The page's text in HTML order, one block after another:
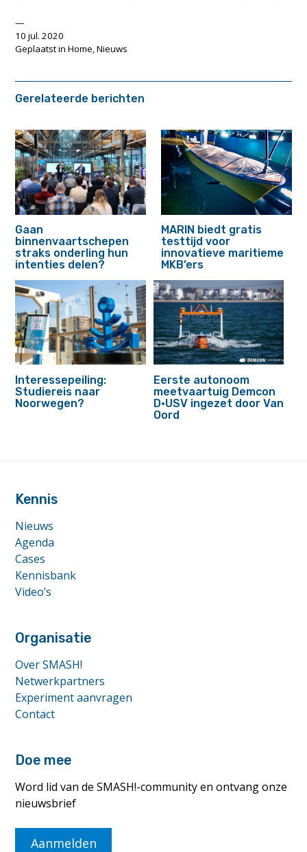
10 jul. 2020
Geplaatst inHome,Nieuws
Gerelateerde berichten
Gaan
binnenvaartschepen
straks onderling hun
intenties delen?
MARIN biedt gratis
testtijd voor
innovatieve maritieme
MKB’ers
Interessepeiling:
Studiereis naar
Noorwegen?
Eerste autonoom
meetvaartuig Demcon
D·USV ingezet door Van
Oord
Kennis
Nieuws
Agenda
Cases
Kennisbank
Video’s
Organisatie
Over SMASH!
Netwerkpartners
Experiment aanvragen
Contact
Doe mee
Word lid van de SMASH!-community en ontvang onze
nieuwsbrief
Aanmelden